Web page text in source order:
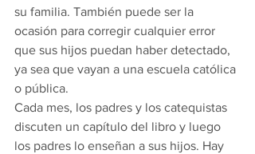
su familia. También puede ser la
ocasión para corregir cualquier error
que sus hijos puedan haber detectado,
ya sea que vayan a una escuela católica
o pública.
Cada mes, los padres y los catequistas
discuten un capítulo del libro y luego
los padres lo enseñan a sus hijos. Hay